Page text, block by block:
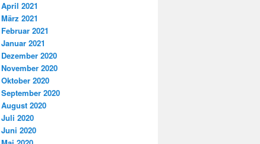
April 2021
März 2021
Februar 2021
Januar 2021
Dezember 2020
November 2020
Oktober 2020
September 2020
August 2020
Juli 2020
Juni 2020